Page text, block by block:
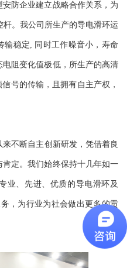
防企业建立战略合作关系，为
。我公司所生产的导电滑环运
输稳定, 同时工作噪音小，寿命
阻变化值极低，所生产的高清
号的传输，且拥有自主产权，
不断自主创新研发，凭借着良
定。我们始终保持十几年如一
业、先进、优质的导电滑环及
，为行业为社会做出更多的贡